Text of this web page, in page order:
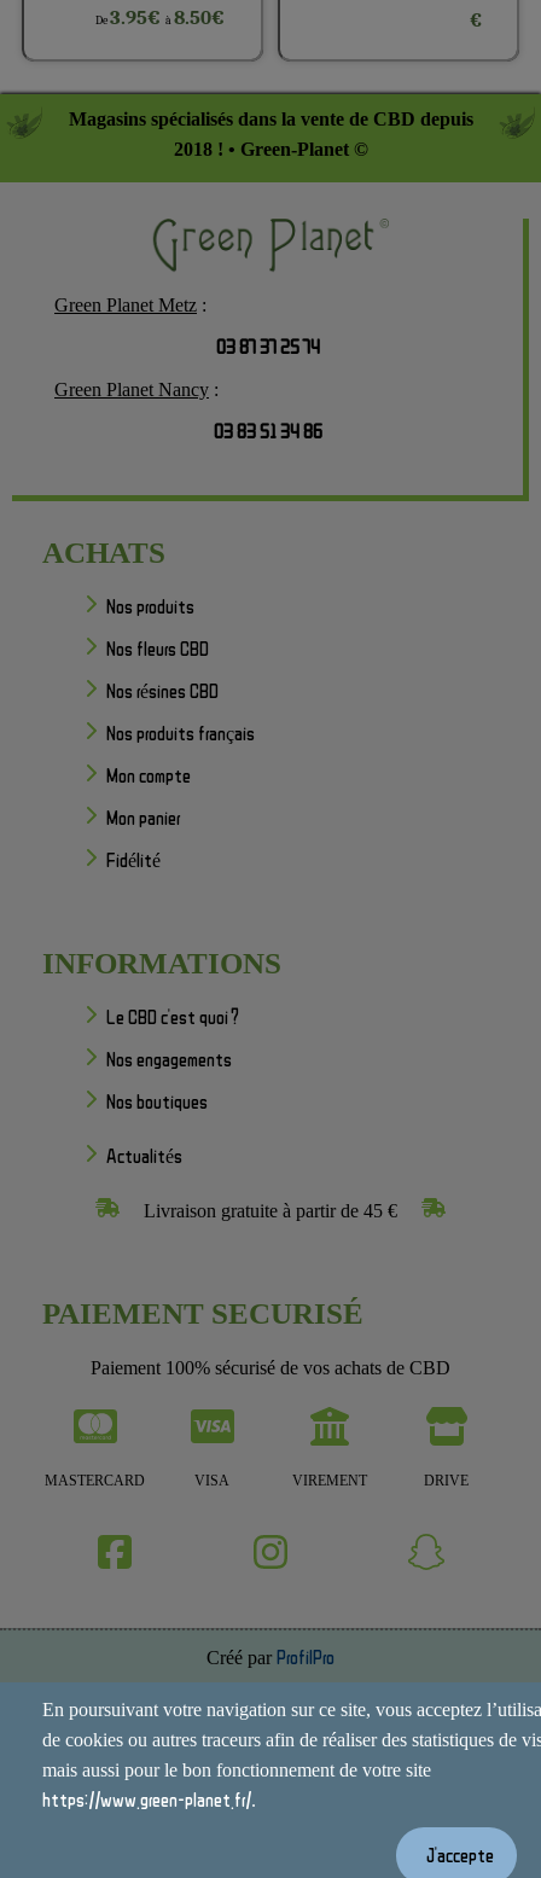
En poursuivant votre navigation sur ce site, vous acceptez
de cookies ou autres traceurs afin de réaliser des statistiques de
mais aussi pour le bon fonctionnement de votre site
https://www.green-planet.fr/.
J'accepte
De3.95€à8.50€
€
Magasins spécialisés dans la vente de CBD depuis
2018 ! • Green-Planet ©
Green Planet Metz :
03 87 37 25 74
Green Planet Nancy :
03 83 51 34 86
ACHATS
Nos produits
Nos fleurs CBD
Nos résines CBD
Nos produits français
Mon compte
Mon panier
Fidélité
INFORMATIONS
Le CBD c'est quoi ?
Nos engagements
Nos boutiques
Actualités
Livraison gratuite à partir de 45 €
PAIEMENT SECURISÉ
Paiement 100% sécurisé de vos achats de CBD
MASTERCARD VISA VIREMENT DRIVE
Créé par ProfilPro
Annuaire de site
Mentions Légales